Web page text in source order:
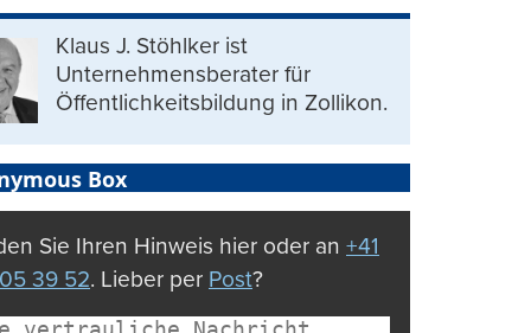
Klaus J. Stöhlker ist
Unternehmens­berater für
Öffentlichkeits­bildung in Zollikon.
Box
Sie Ihren Hinweis hier oder an +41
39 52. Lieber per Post?